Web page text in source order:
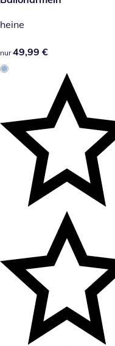
heine
49,99 €
nur 49,99 €